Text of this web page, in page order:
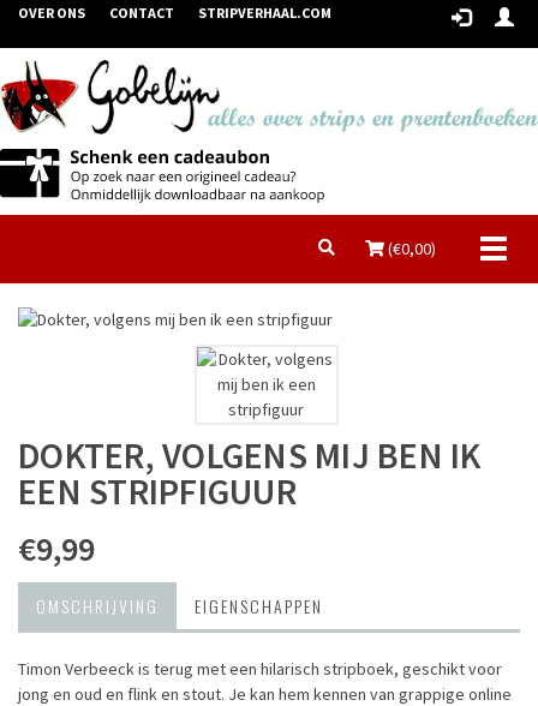
OVER ONS CONTACT STRIPVERHAAL.COM
(€0,00)
DOKTER, VOLGENS MIJ BEN IK
EEN STRIPFIGUUR
€9,99
OMSCHRIJVING EIGENSCHAPPEN
Timon Verbeeck is terug met een hilarisch stripboek, geschikt voor
jong en oud en flink en stout. Je kan hem kennen van grappige online